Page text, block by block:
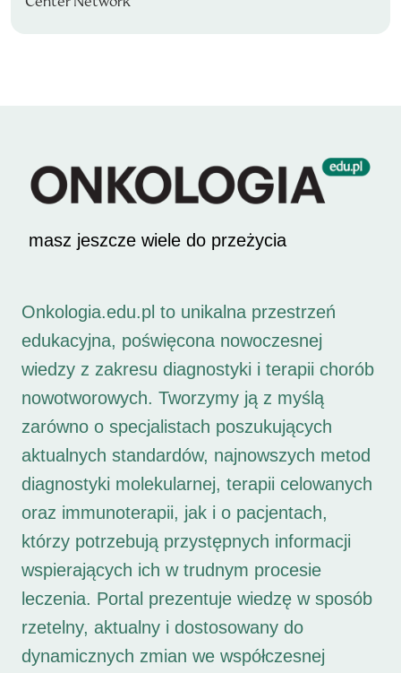
masz jeszcze wiele do przeżycia
Onkologia.edu.pl to unikalna przestrzeń
edukacyjna, poświęcona nowoczesnej
wiedzy z zakresu diagnostyki i terapii chorób
nowotworowych. Tworzymy ją z myślą
zarówno o specjalistach poszukujących
aktualnych standardów, najnowszych metod
diagnostyki molekularnej, terapii celowanych
oraz immunoterapii, jak i o pacjentach,
którzy potrzebują przystępnych informacji
wspierających ich w trudnym procesie
leczenia. Portal prezentuje wiedzę w sposób
rzetelny, aktualny i dostosowany do
dynamicznych zmian we współczesnej